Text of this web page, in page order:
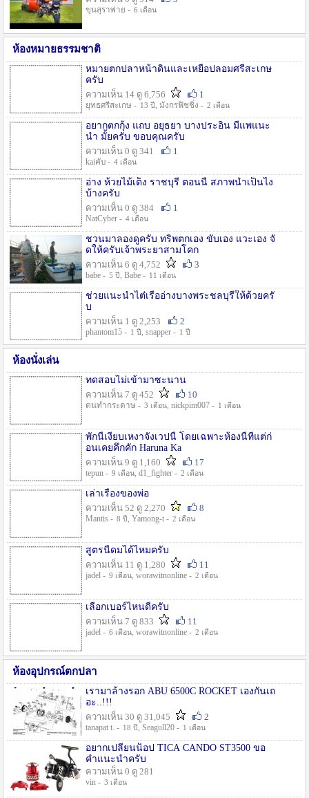
ขุนสุราพ่าย - 6 เดือน
ห้องหมายธรรมชาติ
หมายตกปลาหน้าดินและเหยื่อปลอมศรีสะเกษ
ครับ
ความเห็น 14 ดู 6,756
1
ยุทธศรีสะเกษ - 13 ปี , มังกรฟิชชิ่ง - 2 เดือน
อยากตกกุ้ง แถบ อยุธยา บางประอิน มีแพแนะ
นำ มั้ยครับ ขอบคุณครับ
ความเห็น 0 ดู 341
1
kaiคับ - 4 เดือน
อ่าง ห้วยไม้เต็ง ราชบุรี ตอนนี้ สภาพน้ำเป็นไง
บ้างครับ
ความเห็น 0 ดู 384
1
NatCyber - 4 เดือน
ชวนมาลองดูครับ ทริพตกเอง ขับเอง แวะเอง จั
ดให้ครับเจ้าพระยาสามโคก
ความเห็น 6 ดู 4,752
3
babe - 5 ปี , Babe - 11 เดือน
ช่วยแนะนำไต๋เรืออ่างบางพระชลบุรีให้ด้วยครั
บ
ความเห็น 1 ดู 2,253
2
phantom15 - 1 ปี , snapper - 1 ปี
ห้องนั่งเล่น
ทดสอบไม่เข้ามาซะนาน
ความเห็น 7 ดู 452
10
ตนทำกระดาษ - 3 เดือน, nickpim007 - 1 เดือน
พักนี้เงียบเหงาจังเวปนี้ โดยเฉพาะห้องนี้ที่แต่ก่
อนเคยคึกคัก Haruna Ka
ความเห็น 9 ดู 1,160
17
tepun - 9 เดือน, d1_fighter - 2 เดือน
เล่าเรื่องของพ่อ
ความเห็น 52 ดู 2,270
8
Mantis - 8 ปี , Yamong-t - 2 เดือน
สูตรนี้ดมได้ไหมครับ
ความเห็น 11 ดู 1,280
11
jadel - 9 เดือน, worawitnonline - 2 เดือน
เลือกเบอร์ไหนดีครับ
ความเห็น 7 ดู 833
11
jadel - 6 เดือน, worawitnonline - 2 เดือน
ห้องอุปกรณ์ตกปลา
เรามาล้างรอก ABU 6500C ROCKET เองกันเถ
อะ..!!!
ความเห็น 30 ดู 31,045
2
tanapat t. - 18 ปี , Seagull20 - 1 เดือน
อยากเปลี่ยนน็อป TICA CANDO ST3500 ขอ
คำแนะนำครับ
ความเห็น 0 ดู 281
vin - 3 เดือน